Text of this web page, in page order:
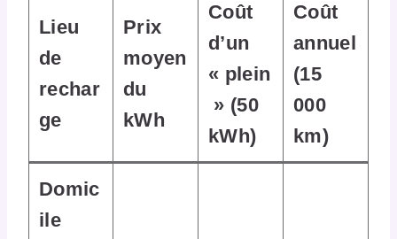
Lieu
de
rechar
ge
Prix
moyen
du
kWh
Coût
d’un
« plein
» (50
kWh)
Coût
annuel
(15
000
km)
Domic
ile